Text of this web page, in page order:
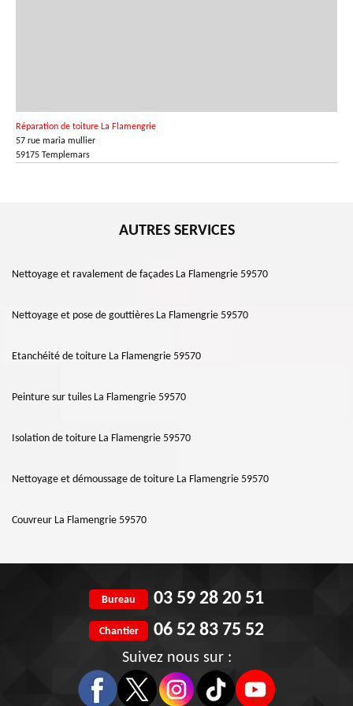
Réparation de toiture La Flamengrie
57 rue maria mullier
59175 Templemars
AUTRES SERVICES
Nettoyage et ravalement de façades La Flamengrie 59570
Nettoyage et pose de gouttières La Flamengrie 59570
Etanchéité de toiture La Flamengrie 59570
Peinture sur tuiles La Flamengrie 59570
Isolation de toiture La Flamengrie 59570
Nettoyage et démoussage de toiture La Flamengrie 59570
Couvreur La Flamengrie 59570
Bureau 03 59 28 20 51
Chantier 06 52 83 75 52
Suivez nous sur :